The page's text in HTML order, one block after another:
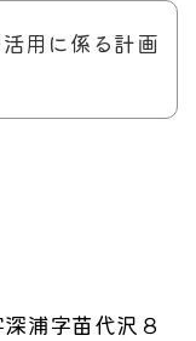
用に係る計画
浦字苗代沢８